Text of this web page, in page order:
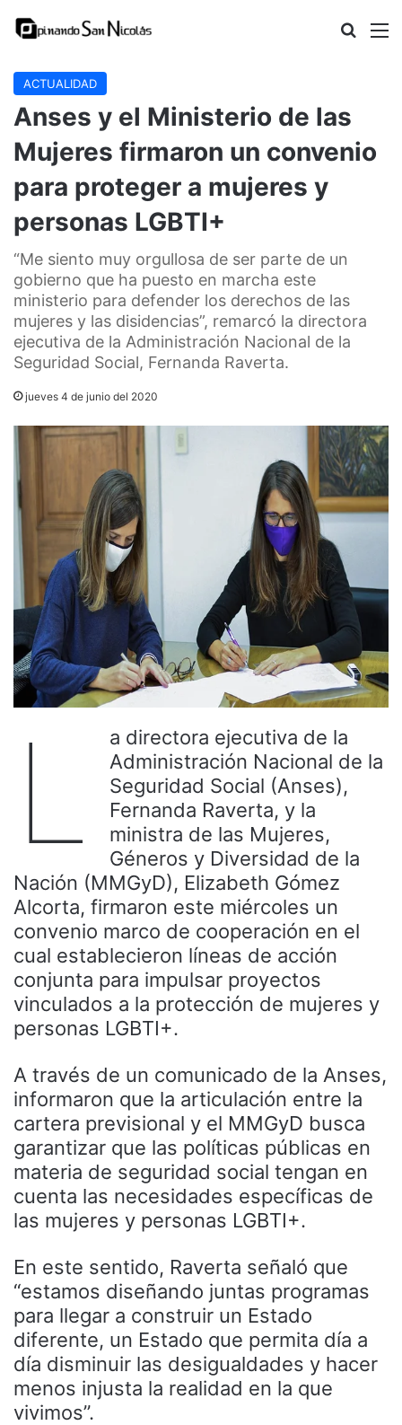
Buscar
ACTUALIDAD
Anses y el Ministerio de las
Mujeres firmaron un convenio
para proteger a mujeres y
personas LGBTI+
“Me siento muy orgullosa de ser parte de un
gobierno que ha puesto en marcha este
ministerio para defender los derechos de las
mujeres y las disidencias”, remarcó la directora
ejecutiva de la Administración Nacional de la
Seguridad Social, Fernanda Raverta.
jueves 4 de junio del 2020
L
a directora ejecutiva de la
Administración Nacional de la
Seguridad Social (Anses),
Fernanda Raverta, y la
ministra de las Mujeres,
Géneros y Diversidad de la
Nación (MMGyD), Elizabeth Gómez
Alcorta, firmaron este miércoles un
convenio marco de cooperación en el
cual establecieron líneas de acción
conjunta para impulsar proyectos
vinculados a la protección de mujeres y
personas LGBTI+.
A través de un comunicado de la Anses,
informaron que la articulación entre la
cartera previsional y el MMGyD busca
garantizar que las políticas públicas en
materia de seguridad social tengan en
cuenta las necesidades específicas de
las mujeres y personas LGBTI+.
En este sentido, Raverta señaló que
“estamos diseñando juntas programas
para llegar a construir un Estado
diferente, un Estado que permita día a
día disminuir las desigualdades y hacer
menos injusta la realidad en la que
vivimos”.